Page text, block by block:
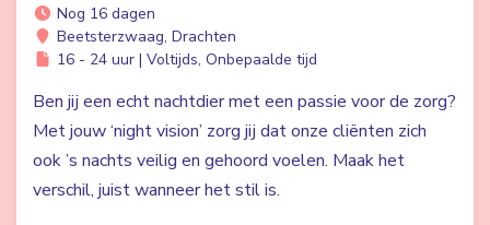
Nog 16 dagen
Beetsterzwaag, Drachten
16 - 24 uur | Voltijds, Onbepaalde tijd
Ben jij een echt nachtdier met een passie voor de zorg?
Met jouw ‘night vision’ zorg jij dat onze cliënten zich
ook ’s nachts veilig en gehoord voelen. Maak het
verschil, juist wanneer het stil is.